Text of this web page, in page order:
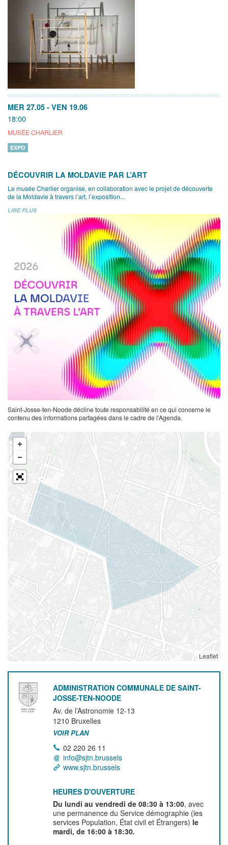
MER 27.05 - VEN 19.06
18:00
MUSÉE CHARLIER
EXPO
DÉCOUVRIR LA MOLDAVIE PAR L’ART
Le musée Charlier organise, en collaboration avec le projet de découverte
de la Moldavie à travers l’art, l’exposition...
LIRE PLUS
Saint-Josse-ten-Noode décline toute responsabilité en ce qui concerne le
contenu des informations partagées dans le cadre de l’Agenda.
Leaflet
ADMINISTRATION COMMUNALE DE SAINT-
JOSSE-TEN-NOODE
Av. de l’Astronomie 12-13
1210 Bruxelles
VOIR PLAN
02 220 26 11
info@sjtn.brussels
www.sjtn.brussels
HEURES D'OUVERTURE
Du lundi au vendredi de 08:30 à 13:00, avec
une permanence du Service démographie (les
services Population, État civil et Étrangers) le
mardi, de 16:00 à 18:30.